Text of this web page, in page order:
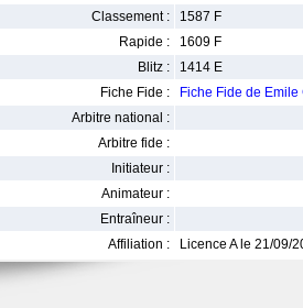
Classement :
1587 F
Rapide :
1609 F
Blitz :
1414 E
Fiche Fide :
Fiche Fide de Emile
Arbitre national :
Arbitre fide :
Initiateur :
Animateur :
Entraîneur :
Affiliation :
Licence A le 21/09/